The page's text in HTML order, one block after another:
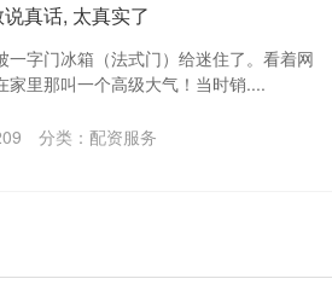
真话, 太真实了
字门冰箱（法式门）给迷住了。看着网
里那叫一个高级大气！当时销....
分类： 配资服务